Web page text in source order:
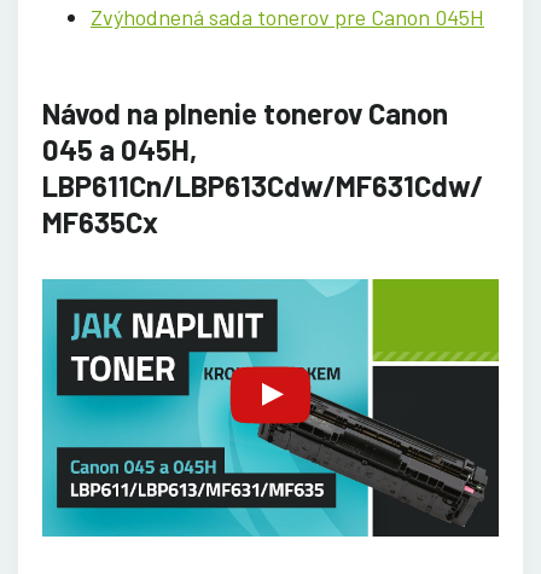
Zvýhodnená sada tonerov pre Canon 045H
Návod na plnenie tonerov Canon
045 a 045H,
LBP611Cn/LBP613Cdw/MF631Cdw/
MF635Cx